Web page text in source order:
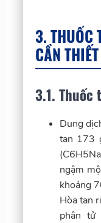
3. THUỐC
CẦN THIẾT
3.1. Thuốc
Dung
tan 173
ngậm
khoảng
Hòa tan
phân tử